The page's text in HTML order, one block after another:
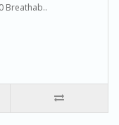
Breathab..